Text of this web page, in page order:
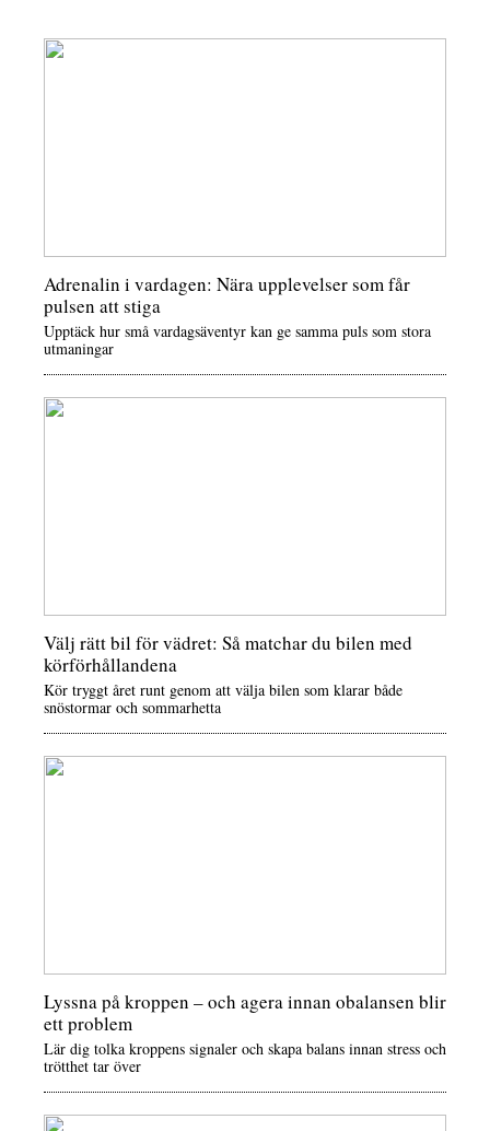
Adrenalin i vardagen: Nära upplevelser som får
pulsen att stiga
Upptäck hur små vardagsäventyr kan ge samma puls som stora
utmaningar
Välj rätt bil för vädret: Så matchar du bilen med
körförhållandena
Kör tryggt året runt genom att välja bilen som klarar både
snöstormar och sommarhetta
Lyssna på kroppen – och agera innan obalansen blir
ett problem
Lär dig tolka kroppens signaler och skapa balans innan stress och
trötthet tar över